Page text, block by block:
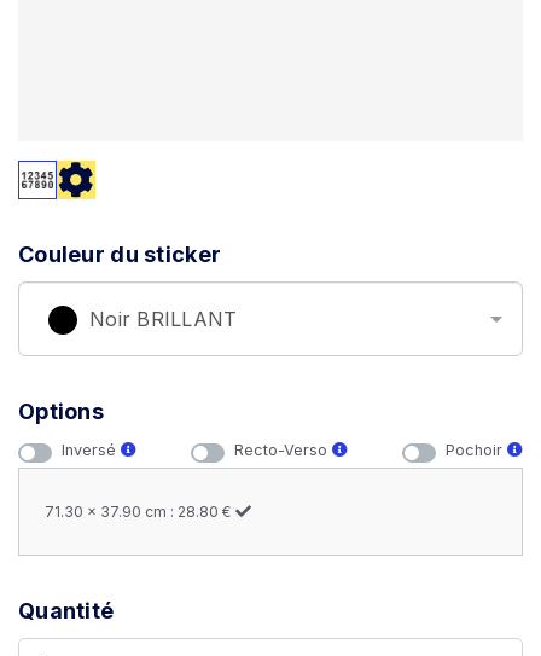
Couleur du sticker
Noir BRILLANT
Options
Inversé Recto-Verso Pochoir
71.30 x 37.90 cm : 28.80 €
Quantité